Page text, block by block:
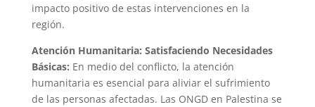
impacto positivo de estas intervenciones en la
región.
Atención Humanitaria: Satisfaciendo Necesidades
Básicas: En medio del conflicto, la atención
humanitaria es esencial para aliviar el sufrimiento
de las personas afectadas. Las ONGD en Palestina se